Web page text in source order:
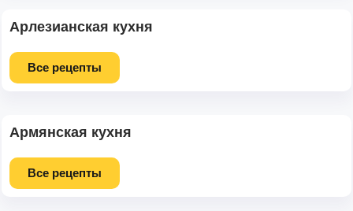
Арлезианская кухня
Все рецепты
Армянская кухня
Все рецепты